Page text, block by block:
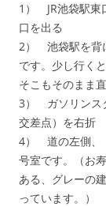
1） JR池袋駅東
口を出る
2） 池袋駅を背
です。少し行く
そこもそのまま
3） ガソリンス
交差点）を右折
4） 道の左側、
号室です。（お
ある、グレーの
っています。）